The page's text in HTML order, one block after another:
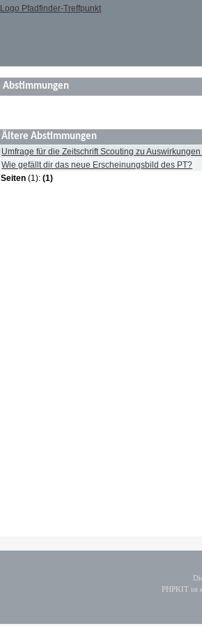
Abstimmungen
Ältere Abstimmungen
Umfrage für die Zeitschrift Scouting zu
Wie gefällt dir das neue Erscheinungsbild des PT?
Seiten (1):(1)
PHPKIT ist